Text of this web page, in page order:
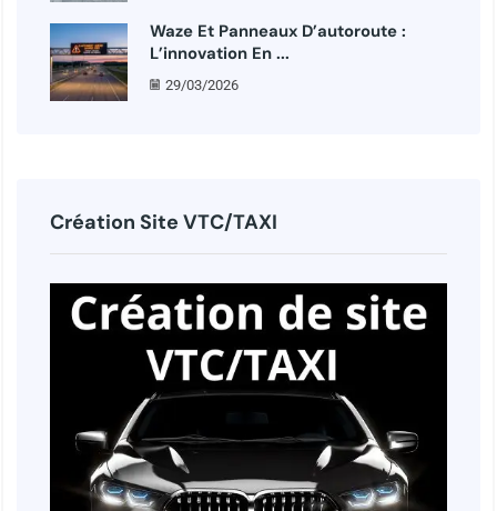
Waze Et Panneaux D’autoroute :
L’innovation En ...
29/03/2026
Création Site VTC/TAXI